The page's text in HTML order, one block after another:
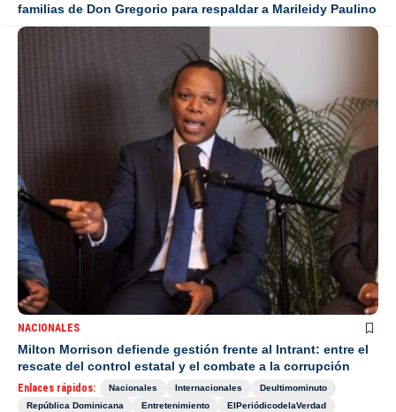
familias de Don Gregorio para respaldar a Marileidy Paulino
NACIONALES
Milton Morrison defiende gestión frente al Intrant: entre el
rescate del control estatal y el combate a la corrupción
Enlaces rápidos: Nacionales Internacionales
Deultimominuto
República Dominicana
Entretenimiento
ElPeriódicodelaVerdad